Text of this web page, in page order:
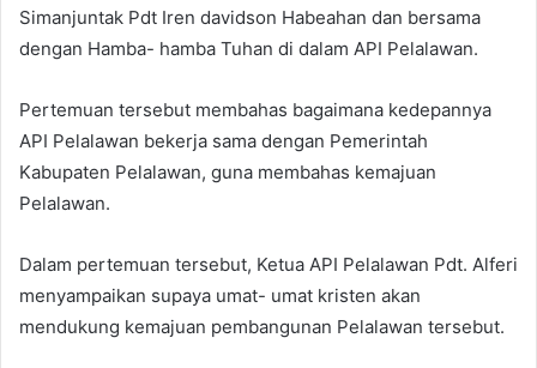
Simanjuntak Pdt Iren davidson Habeahan dan bersama
dengan Hamba- hamba Tuhan di dalam API Pelalawan.
Pertemuan tersebut membahas bagaimana kedepannya
API Pelalawan bekerja sama dengan Pemerintah
Kabupaten Pelalawan, guna membahas kemajuan
Pelalawan.
Dalam pertemuan tersebut, Ketua API Pelalawan Pdt. Alferi
menyampaikan supaya umat- umat kristen akan
mendukung kemajuan pembangunan Pelalawan tersebut.